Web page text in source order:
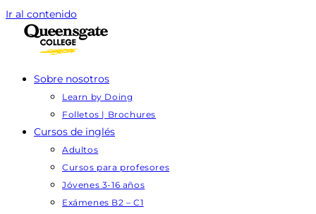
Ir al contenido
Sobre nosotros
Learn by Doing
Folletos | Brochures
Cursos de inglés
Adultos
Cursos para profesores
Jóvenes 3-16 años
Exámenes B2 – C1